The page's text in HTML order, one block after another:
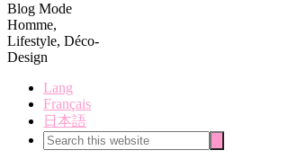
Blog Mode
Homme,
Lifestyle, Déco-
Design
Lang
Français
日本語
Search
this